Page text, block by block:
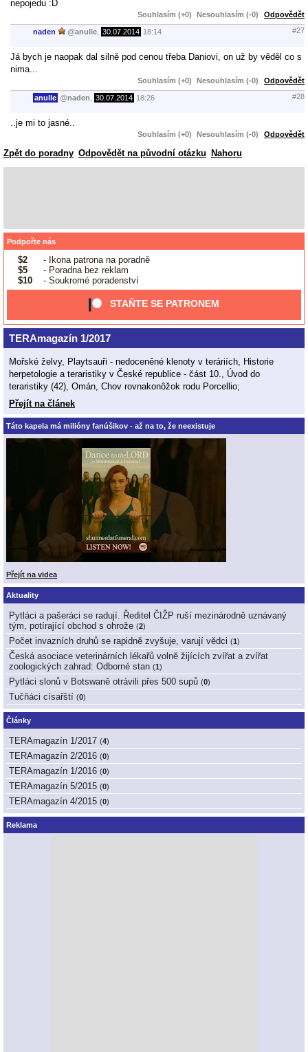
nepojedu :D
Souhlasím (+0) Nesouhlasím (-0) Odpovědět
naden @anulle 30.07.2014 18:14 #27
Já bych je naopak dal silně pod cenou třeba Daniovi, on už by věděl co s
nima...
Souhlasím (+0) Nesouhlasím (-0) Odpovědět
anulle @naden 30.07.2014 18:26 #28
..je mi to jasné..
Souhlasím (+0) Nesouhlasím (-0) Odpovědět
Zpět do poradny Odpovědět na původní otázku Nahoru
Podpořte nás
$2
- Ikona patrona na poradně
$5
- Poradna bez reklam
$10
- Soukromé poradenství
STAŇTE SE PATRONEM
TERAmagazín 1/2017
Mořské želvy, Playtsauři - nedoceněné klenoty v teráriích, Historie
herpetologie a teraristiky v České republice - část 10., Úvod do
teraristiky (42), Omán, Chov rovnakonôžok rodu Porcellio;
Přejít na článek
Táto kapela má milióny fanúšikov - až na to, že neexistuje
Přejít na videa
Aktuality
Pytláci a pašeráci se radují. Ředitel ČIŽP ruší mezinárodně uznávaný
tým, potírající obchod s ohrože (2)
Počet invazních druhů se rapidně zvyšuje, varují vědci (1)
Česká asociace veterinárních lékařů volně žijících zvířat a zvířat
zoologických zahrad: Odborné stan (1)
Pytláci slonů v Botswaně otrávili přes 500 supů (0)
Tučňáci císařští (0)
Články
TERAmagazín 1/2017 (4)
TERAmagazín 2/2016 (0)
TERAmagazín 1/2016 (0)
TERAmagazín 5/2015 (0)
TERAmagazín 4/2015 (0)
Reklama